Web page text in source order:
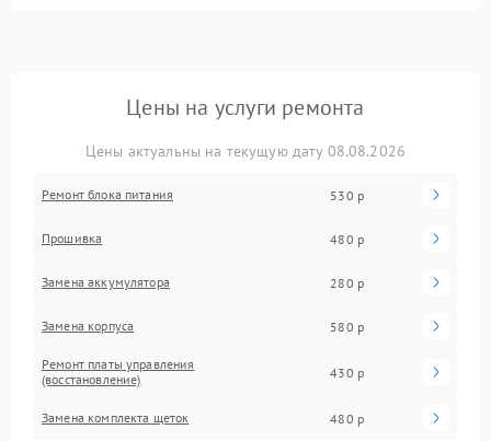
Цены на услуги ремонта
Цены актуальны на текущую дату 08.08.2026
Ремонт блока питания 530 р
Прошивка 480 р
Замена аккумулятора 280 р
Замена корпуса 580 р
Ремонт платы управления
(восстановление)
430 р
Замена комплекта щеток 480 р